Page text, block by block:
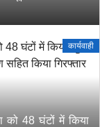
कार्यवाही
को 48 घंटों में किया